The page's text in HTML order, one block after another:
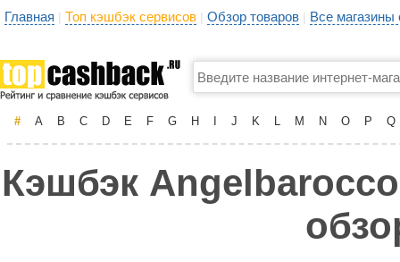
Главная | Топ кэшбэк сервисов | Обзор товаров | Все
# A B C D E F G H J K L M N O P Q
Кэшбэк